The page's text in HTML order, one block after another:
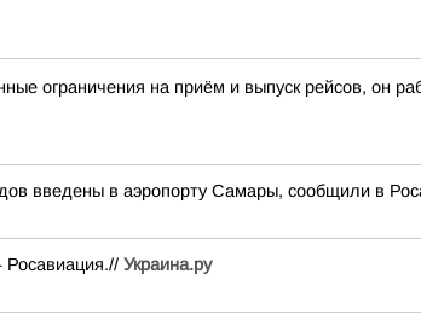
ограничения на приём и выпуск рейсов, он
введены в аэропорту Самары, сообщили в
Украина.ру